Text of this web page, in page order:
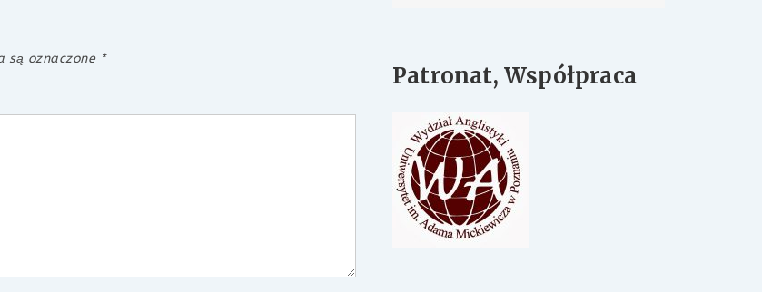
są oznaczone *
Patronat, Współpraca